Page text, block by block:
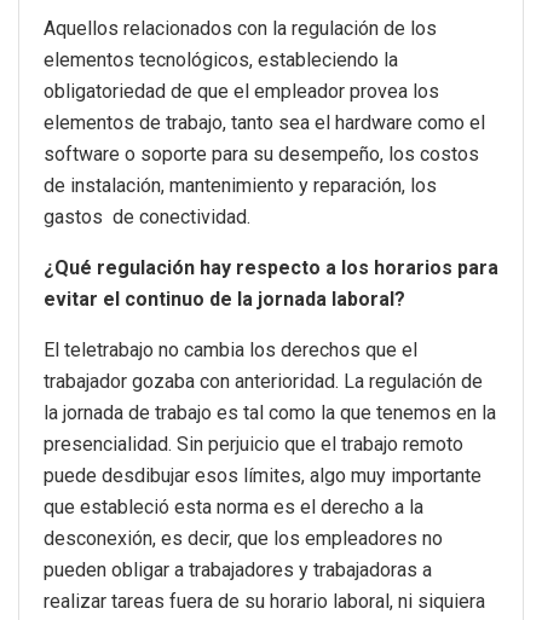
Aquellos relacionados con la regulación de los
elementos tecnológicos, estableciendo la
obligatoriedad de que el empleador provea los
elementos de trabajo, tanto sea el hardware como el
software o soporte para su desempeño, los costos
de instalación, mantenimiento y reparación, los
gastos de conectividad.
¿Qué regulación hay respecto a los horarios para
evitar el continuo de la jornada laboral?
El teletrabajo no cambia los derechos que el
trabajador gozaba con anterioridad. La regulación de
la jornada de trabajo es tal como la que tenemos en la
presencialidad. Sin perjuicio que el trabajo remoto
puede desdibujar esos límites, algo muy importante
que estableció esta norma es el derecho a la
desconexión, es decir, que los empleadores no
pueden obligar a trabajadores y trabajadoras a
realizar tareas fuera de su horario laboral, ni siquiera